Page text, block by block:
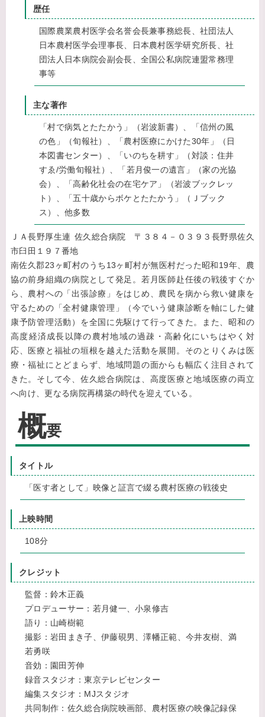
歴任
国際農業農村医学会名誉会長兼事務総長、社団法人
日本農村医学会理事長、日本農村医学研究所長、社
団法人日本病院会副会長、全国公私病院連盟常務理
事等
主な著作
「村で病気とたたかう」（岩波新書）、「信州の風
の色」（旬報社）、「農村医療にかけた30年」（日
本図書センター）、「いのちを耕す」（対談：住井
すゑ/労働旬報社）、「若月俊一の遺言」（家の光協
会）、「高齢化社会の在宅ケア」（岩波ブックレッ
ト）、「五十歳からボケとたたかう」（Ｊブック
ス）、他多数
ＪＡ長野厚生連 佐久総合病院 〒３８４－０３９３長野県佐久
市臼田１９７番地
南佐久郡23ヶ町村のうち13ヶ町村が無医村だった昭和19年、農
協の前身組織の病院として発足。若月医師赴任後の戦後すぐか
ら、農村への「出張診療」をはじめ、農民を病から救い健康を
守るための「全村健康管理」（今でいう健康診断を軸にした健
康予防管理活動）を全国に先駆けて行ってきた。また、昭和の
高度経済成長以降の農村地域の過疎・高齢化にいちはやく対
応、医療と福祉の垣根を越えた活動を展開。そのとりくみは医
療・福祉にとどまらず、地域問題の面からも幅広く注目されて
きた。そして今、佐久総合病院は、高度医療と地域医療の両立
へ向け、更なる病院再構築の時代を迎えている。
概要
タイトル
「医す者として」映像と証言で綴る農村医療の戦後史
上映時間
108分
クレジット
監督：鈴木正義
プロデューサー：若月健一、小泉修吉
語り：山崎樹範
撮影：岩田まき子、伊藤硯男、澤幡正範、今井友樹、満
若勇咲
音効：園田芳伸
録音スタジオ：東京テレビセンター
編集スタジオ：MJスタジオ
共同制作：佐久総合病院映画部、農村医療の映像記録保